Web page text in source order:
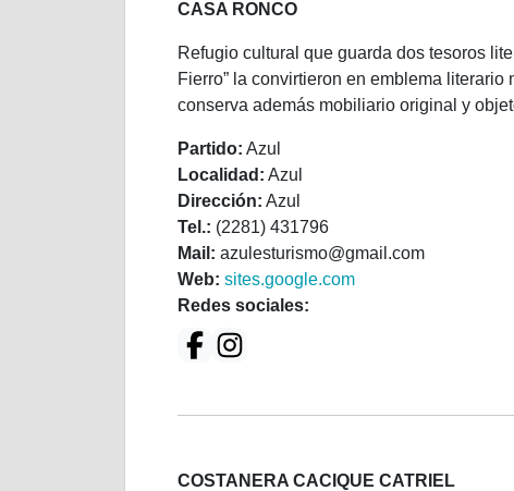
CASA RONCO
Refugio cultural que guarda dos tesoros
Fierro” la convirtieron en emblema
conserva además mobiliario original y
Partido: Azul
Localidad: Azul
Dirección: Azul
Tel.: (2281) 431796
Mail: azulesturismo@gmail.com
Web: sites.google.com
Redes sociales:
COSTANERA CACIQUE CATRIEL